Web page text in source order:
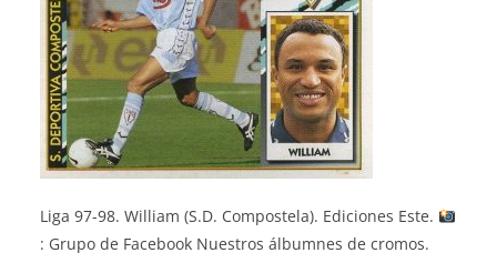
Liga 97-98. William (S.D. Compostela). Ediciones Este.
: Grupo de Facebook Nuestros álbumnes de cromos.